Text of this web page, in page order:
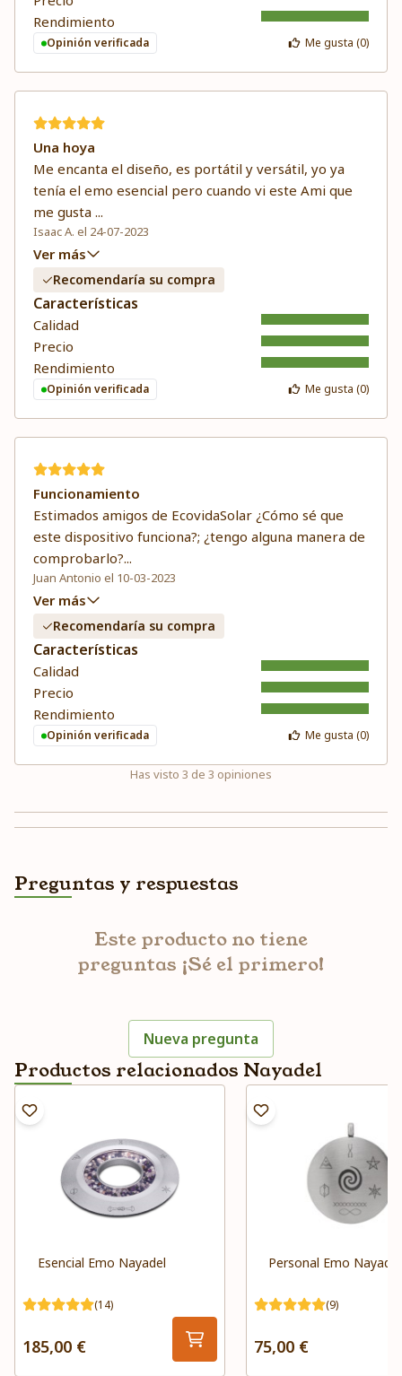
Rendimiento
Opinión verificada Me gusta (0)
Una hoya
Me encanta el diseño, es portátil y versátil, yo ya
tenía el emo esencial pero cuando vi este Ami que
me gusta ...
Isaac A. el 24-07-2023
Ver más
Recomendaría su compra
Características
Calidad
Precio
Rendimiento
Opinión verificada Me gusta (0)
Funcionamiento
Estimados amigos de EcovidaSolar ¿Cómo sé que
este dispositivo funciona?; ¿tengo alguna manera de
comprobarlo?...
Juan Antonio el 10-03-2023
Ver más
Recomendaría su compra
Características
Calidad
Precio
Rendimiento
Opinión verificada Me gusta (0)
Has visto 3 de 3 opiniones
Preguntas y respuestas
Este producto no tiene
preguntas ¡Sé el primero!
Nueva pregunta
Productos relacionados Nayadel
Esencial Emo Nayadel
(14)
185,00 €
Personal Emo Nayadel
(9)
75,00 €